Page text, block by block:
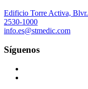
Edificio Torre Activa,
2530-1000
info.es@stmedic.com
Síguenos